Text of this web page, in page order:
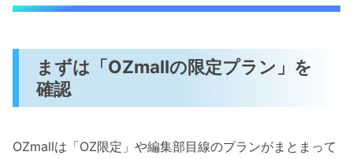
まずは「OZmallの限定プラン」を
確認
OZmallは「OZ限定」や編集部目線のプランがまとまって